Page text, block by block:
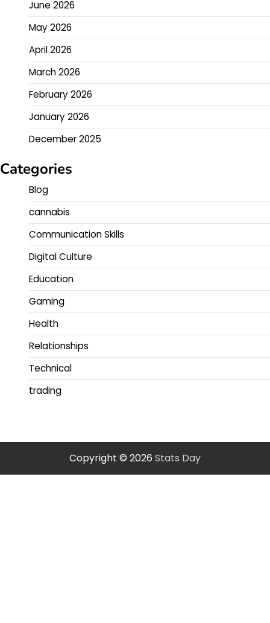
June 2026
May 2026
April 2026
March 2026
February 2026
January 2026
December 2025
Categories
Blog
cannabis
Communication Skills
Digital Culture
Education
Gaming
Health
Relationships
Technical
trading
Copyright © 2026 Stats Day